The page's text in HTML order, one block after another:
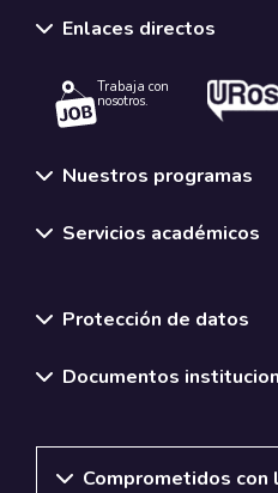
Enlaces directos
Trabaja con
nosotros.
Nuestros programas
Servicios académicos
Protección de datos
Documentos
Comprometidos con